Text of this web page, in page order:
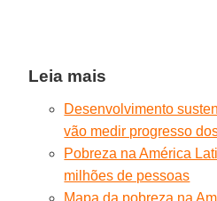
Leia mais
Desenvolvimento
vão medir progresso
Pobreza na América
milhões de pessoas
Mapa da pobreza na